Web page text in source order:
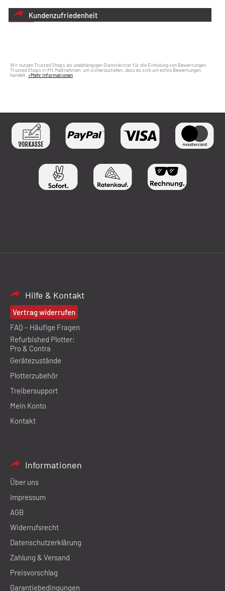
Kundenzufriedenheit
Wir nutzen Trusted Shops als unabhängigen Dienstleister für die Einholung von Bewertungen.
Trusted Shops trifft Maßnahmen, um sicherzustellen, dass es sich um echte Bewertungen
handelt. »Mehr Informationen
Hilfe & Kontakt
Vertrag widerrufen
FAQ – Häufige Fragen
Refurbished Plotter:
Pro & Contra
Gerätezustände
Plotterzubehör
Treibersupport
Mein Konto
Kontakt
Informationen
Über uns
Impressum
AGB
Widerrufsrecht
Datenschutzerklärung
Zahlung & Versand
Preisvorschlag
Garantiebedingungen